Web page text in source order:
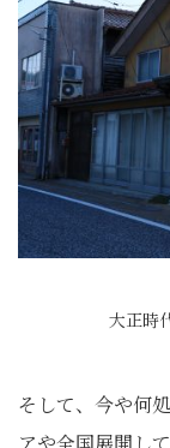
大正時
そして、今や何